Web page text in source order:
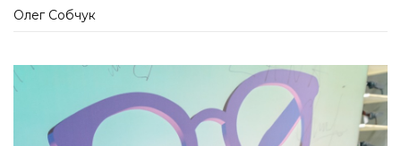
Олег Собчук